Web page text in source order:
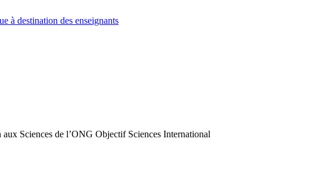
à destination des enseignants
Sciences de l’ONG Objectif Sciences International